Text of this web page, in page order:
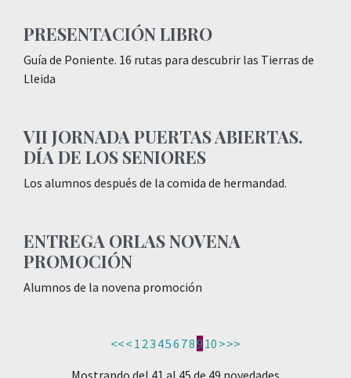
PRESENTACIÓN LIBRO
Guía de Poniente. 16 rutas para descubrir las Tierras de
Lleida
VII JORNADA PUERTAS ABIERTAS.
DÍA DE LOS SENIORES
Los alumnos después de la comida de hermandad.
ENTREGA ORLAS NOVENA
PROMOCIÓN
Alumnos de la novena promoción
<<< 1 23 456 789 10 >>>
Mostrando del 41 al 45 de 49 novedades